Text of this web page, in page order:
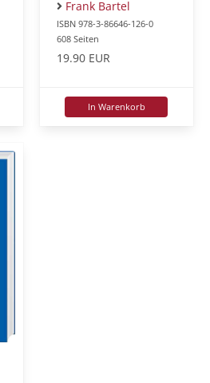
Frank Bartel
ISBN 978-3-86646-126-0
608 Seiten
19.90 EUR
In Warenkorb